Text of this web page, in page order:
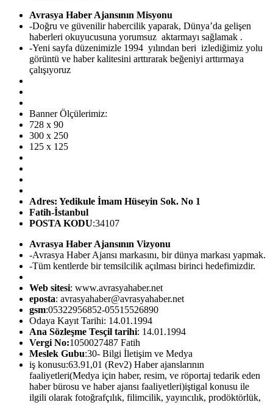
Avrasya Haber Ajansının Misyonu
-Doğru ve güvenilir habercilik yaparak, Dünya’da gelişen
haberleri okuyucusuna yorumsuz aktarmayı sağlamak .
-Yeni sayfa düzenimizle 1994 yılından beri izlediğimiz yolu
görüntü ve haber kalitesini arttırarak beğeniyi arttırmaya
çalışıyoruz
Banner Ölçülerimiz:
728 x 90
300 x 250
125 x 125
Adres: Yedikule İmam Hüseyin Sok. No 1
Fatih-İstanbul
POSTA KODU:34107
Avrasya Haber Ajansının Vizyonu
-Avrasya Haber Ajansı markasını, bir dünya markası yapmak.
-Tüm kentlerde bir temsilcilik açılması birinci hedefimizdir.
Web sitesi: www.avrasyahaber.net
eposta: avrasyahaber@avrasyahaber.net
gsm:05322956852-05515526890
Odaya Kayıt Tarihi: 14.01.1994
Ana Sözleşme Tesçil tarihi: 14.01.1994
Vergi No:1050027487 Fatih
Meslek Gubu:30- Bilgi İletişim ve Medya
iş konusu:63.91,01 (Rev2) Haber ajanslarının
faaliyetleri(Medya için haber, resim, ve röportaj tedarik eden
haber bürosu ve haber ajansı faaliyetleri)iştigal konusu ile
ilgili olarak fotoğrafçılık, filimcilik, yayıncılık, prodöktörlük,